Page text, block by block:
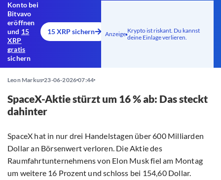
Konto bei
Bitvavo
eröffnen
und 15
XRP
gratis
sichern
15 XRP sichern Anzeige Krypto ist riskant. Du kannst
deine Einlage verlieren.
Leon Markus 23-06-2026 07:44
SpaceX-Aktie stürzt um 16 % ab: Das steckt
dahinter
SpaceX hat in nur drei Handelstagen über 600 Milliarden
Dollar an Börsenwert verloren. Die Aktie des
Raumfahrtunternehmens von Elon Musk fiel am Montag
um weitere 16 Prozent und schloss bei 154,60 Dollar.